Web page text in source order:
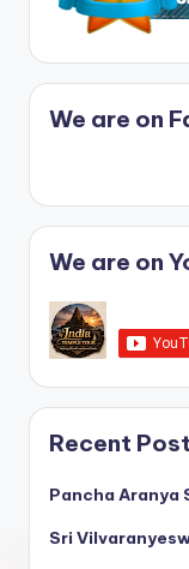
We are on
We are on
Recent
Pancha Aranya
Sri